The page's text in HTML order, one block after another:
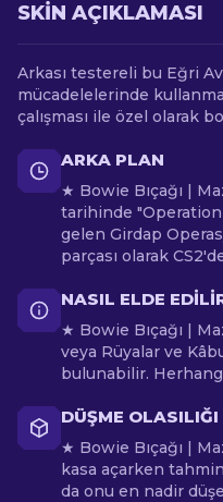
SKIN AÇIKLAMASI
Arkası testereli bu Eğri
mücadelelerinde
çalışması ile özel olarak
ARKA PLAN
★ Bowie Bıçağı |
tarihinde
gelen Girdap
parçası olarak
NASIL ELDE
★ Bowie Bıçağı |
veya Rüyalar ve
bulunabilir.
DÜŞME OLASILIĞI
★ Bowie Bıçağı |
kasa açarken
da onu en nadir